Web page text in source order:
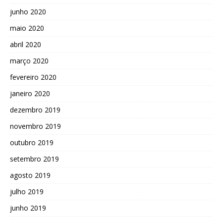
junho 2020
maio 2020
abril 2020
março 2020
fevereiro 2020
janeiro 2020
dezembro 2019
novembro 2019
outubro 2019
setembro 2019
agosto 2019
julho 2019
junho 2019